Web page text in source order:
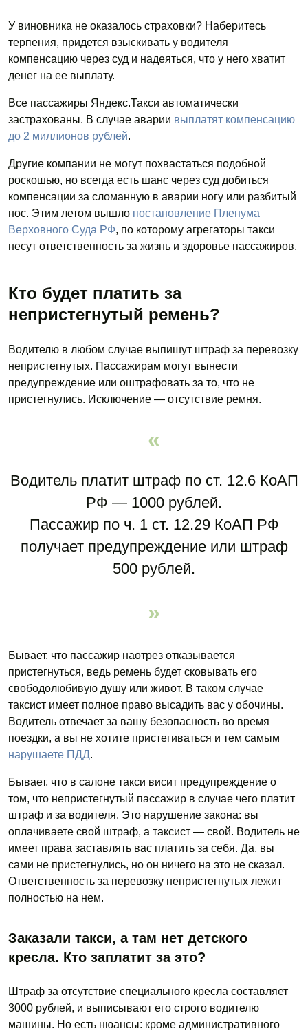
У виновника не оказалось страховки? Наберитесь
терпения, придется взыскивать у водителя
компенсацию через суд и надеяться, что у него хватит
денег на ее выплату.
Все пассажиры Яндекс.Такси автоматически
застрахованы. В случае аварии выплатят компенсацию
до 2 миллионов рублей.
Другие компании не могут похвастаться подобной
роскошью, но всегда есть шанс через суд добиться
компенсации за сломанную в аварии ногу или разбитый
нос. Этим летом вышло постановление Пленума
Верховного Суда РФ, по которому агрегаторы такси
несут ответственность за жизнь и здоровье пассажиров.
Кто будет платить за
непристегнутый ремень?
Водителю в любом случае выпишут штраф за перевозку
непристегнутых. Пассажирам могут вынести
предупреждение или оштрафовать за то, что не
пристегнулись. Исключение — отсутствие ремня.
Водитель платит штраф по ст. 12.6 КоАП
РФ — 1000 рублей.
Пассажир по ч. 1 ст. 12.29 КоАП РФ
получает предупреждение или штраф
500 рублей.
Бывает, что пассажир наотрез отказывается
пристегнуться, ведь ремень будет сковывать его
свободолюбивую душу или живот. В таком случае
таксист имеет полное право высадить вас у обочины.
Водитель отвечает за вашу безопасность во время
поездки, а вы не хотите пристегиваться и тем самым
нарушаете ПДД.
Бывает, что в салоне такси висит предупреждение о
том, что непристегнутый пассажир в случае чего платит
штраф и за водителя. Это нарушение закона: вы
оплачиваете свой штраф, а таксист — свой. Водитель не
имеет права заставлять вас платить за себя. Да, вы
сами не пристегнулись, но он ничего на это не сказал.
Ответственность за перевозку непристегнутых лежит
полностью на нем.
Заказали такси, а там нет детского
кресла. Кто заплатит за это?
Штраф за отсутствие специального кресла составляет
3000 рублей, и выписывают его строго водителю
машины. Но есть нюансы: кроме административного